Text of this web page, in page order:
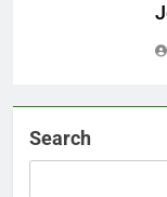
Search